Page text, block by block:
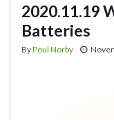
2020.11.19
Batteries
ByPoul Norby